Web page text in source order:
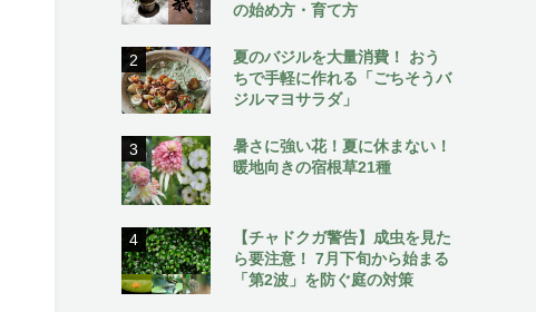
の始め方・育て方
2
夏のバジルを大量消費！ おう
ちで手軽に作れる「ごちそうバ
ジルマヨサラダ」
3
暑さに強い花！夏に休まない！
暖地向きの宿根草21種
4
【チャドクガ警告】成虫を見た
ら要注意！ 7月下旬から始まる
「第2波」を防ぐ庭の対策